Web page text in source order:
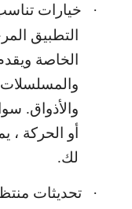
· خيارات
التطبيق
الخاصة
والأذواق.
أو الحركة
لك.
· تحديثات